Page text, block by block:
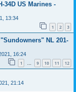
34D US Marines -
13:34
1 2 3
NL 201-
16:24
1 9 10 11 12
21:14